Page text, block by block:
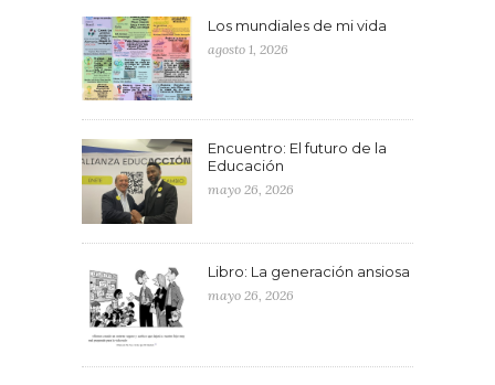
Los mundiales de mi vida
agosto 1, 2026
Encuentro: El futuro de la
Educación
mayo 26, 2026
Libro: La generación ansiosa
mayo 26, 2026